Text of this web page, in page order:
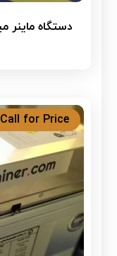
Call for Price